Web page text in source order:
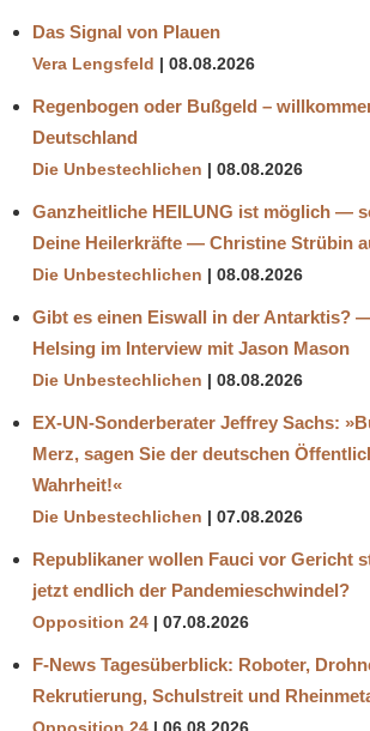
Das Signal von Plauen
Vera Lengsfeld 08.08.2026
Regenbogen oder Bußgeld –
Deutschland
Die Unbestechlichen 08.08.2026
Ganzheitliche HEILUNG ist möglich —
Deine Heilerkräfte — Christine Strübin
Die Unbestechlichen 08.08.2026
Gibt es einen Eiswall in der Antarktis?
Helsing im Interview mit Jason Mason
Die Unbestechlichen 08.08.2026
EX-UN-Sonderberater Jeffrey Sachs:
Merz, sagen Sie der deutschen
Wahrheit!«
Die Unbestechlichen 07.08.2026
Republikaner wollen Fauci vor Gericht
jetzt endlich der Pandemieschwindel?
Opposition 24 07.08.2026
F-News Tagesüberblick: Roboter,
Rekrutierung, Schulstreit und